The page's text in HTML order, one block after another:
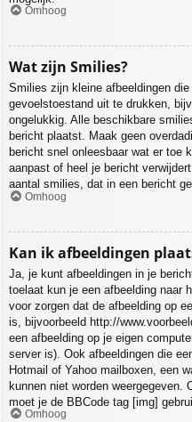
Omhoog
Wat zijn Smilies?
Smilies zijn kleine afbeeldingen
gevoelstoestand uit te drukken,
ongelukkig. Alle beschikbare
bericht plaatst. Maak geen
bericht snel onleesbaar wat er toe
aanpast of heel je bericht
aantal smilies, dat in een bericht
Omhoog
Kan ik afbeeldingen
Ja, je kunt afbeeldingen in je
toelaat kun je een afbeelding naar
voor zorgen dat de afbeelding op
is, bijvoorbeeld http://
een afbeelding op je eigen
server is). Ook afbeeldingen die
Hotmail of Yahoo mailboxen, een
kunnen niet worden weergegeven.
moet je de BBCode tag [img]
Omhoog